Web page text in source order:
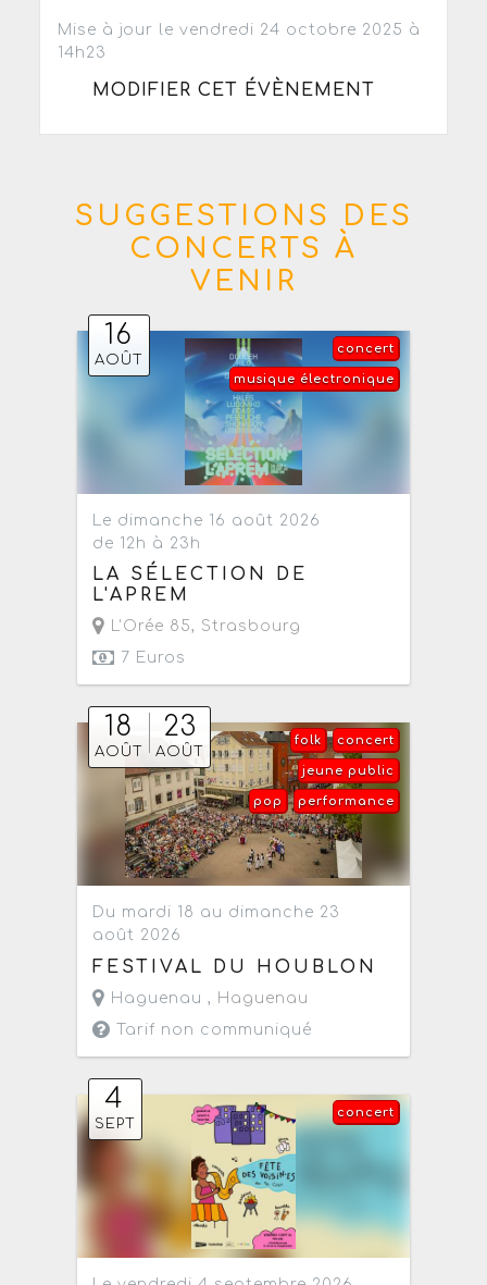
Mise à jour le vendredi 24 octobre 2025 à
14h23
MODIFIER CET ÉVÈNEMENT
SUGGESTIONS DES
CONCERTS À
VENIR
16
AOÛT
concert
musique électronique
Le dimanche 16 août 2026
de 12h à 23h
LA SÉLECTION DE
L'APREM
L'Orée 85, Strasbourg
7 Euros
18
AOÛT
23
AOÛT
concert
folk
jeune public
performance
pop
Du mardi 18 au dimanche 23
août 2026
FESTIVAL DU HOUBLON
Haguenau , Haguenau
Tarif non communiqué
4
SEPT
concert